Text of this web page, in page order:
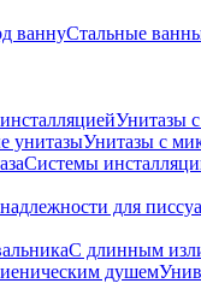
ваннуСтальные
Унитазы
унитазыУнитазы с
Системы
для
С длинным
душем